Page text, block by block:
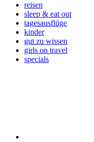
reisen
sleep & eat out
tagesausflüge
kinder
gut zu wissen
girls on travel
specials